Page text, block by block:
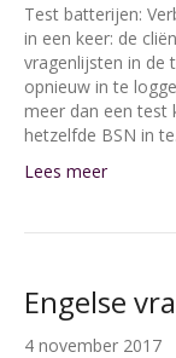
Test batterijen:
in een keer: de
vragenlijsten in de
opnieuw in te
meer dan een test
hetzelfde BSN in
Lees meer
Engelse
4 november 2017